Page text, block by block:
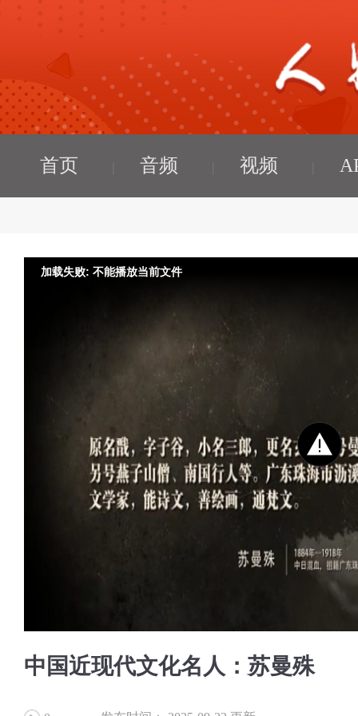
首页 音频 视频
加载失败: 不能播放当前文件
中国近现代文化名人：苏曼殊